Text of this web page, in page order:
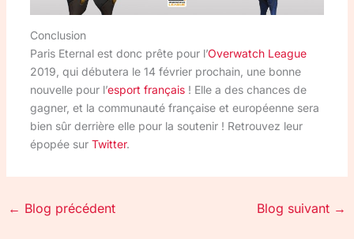
Conclusion
Paris Eternal est donc prête pour l’Overwatch League
2019, qui débutera le 14 février prochain, une bonne
nouvelle pour l’esport français! Elle a des chances de
gagner, et la communauté française et européenne sera
bien sûr derrière elle pour la soutenir ! Retrouvez leur
épopée sur Twitter.
← Blog précédent Blog suivant →